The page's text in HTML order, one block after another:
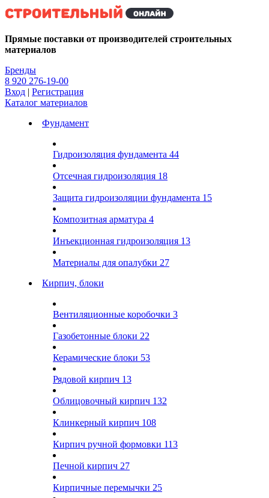
Kg
Прямые поставки от производителей строительных
материалов
Бренды
8 920 276-19-00
Вход | Регистрация
Каталог материалов
Фундамент
Гидроизоляция фундамента 44
Отсечная гидроизоляция 18
Защита гидроизоляции фундамента 15
Композитная арматура 4
Инъекционная гидроизоляция 13
Материалы для опалубки 27
Кирпич, блоки
Вентиляционные коробочки 3
Газобетонные блоки 22
Керамические блоки 53
Рядовой кирпич 13
Облицовочный кирпич 132
Клинкерный кирпич 108
Кирпич ручной формовки 113
Печной кирпич 27
Кирпичные перемычки 25